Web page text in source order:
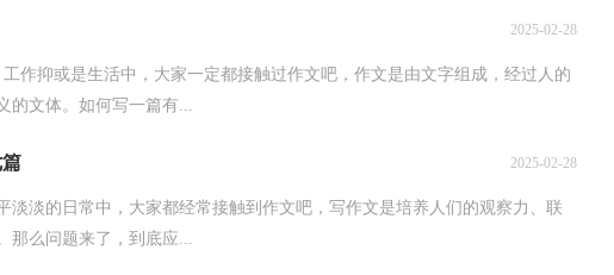
2025-02-28
作抑或是生活中，大家一定都接触过作文吧，作文是由文字组成，经过人的
的文体。如何写一篇有...
2025-02-28
淡淡的日常中，大家都经常接触到作文吧，写作文是培养人们的观察力、联
那么问题来了，到底应...